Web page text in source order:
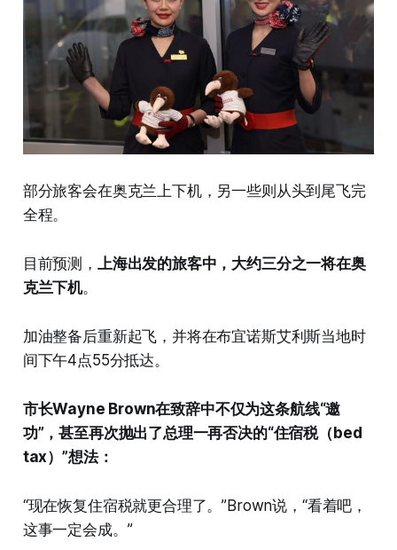
部分旅客会在奥克兰上下机，另一些则从头到尾飞完
全程。
目前预测， 上海出发的旅客中，大约三分之一将在奥
克兰下机。
加油整备后重新起飞，并将在布宜诺斯艾利斯当地时
间下午4点55分抵达。
市长Wayne Brown在致辞中不仅为这条航线“邀
功”，甚至再次抛出了总理一再否决的“住宿税（bed
tax）”想法：
“现在恢复住宿税就更合理了。”Brown说，“看着吧，
这事一定会成。”